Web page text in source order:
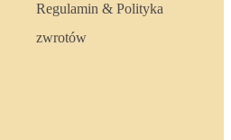
Regulamin & Polityka
zwrotów